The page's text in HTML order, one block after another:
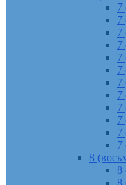
7
7
7
7
7
7
7
7
7
7
7
7
8
8
8